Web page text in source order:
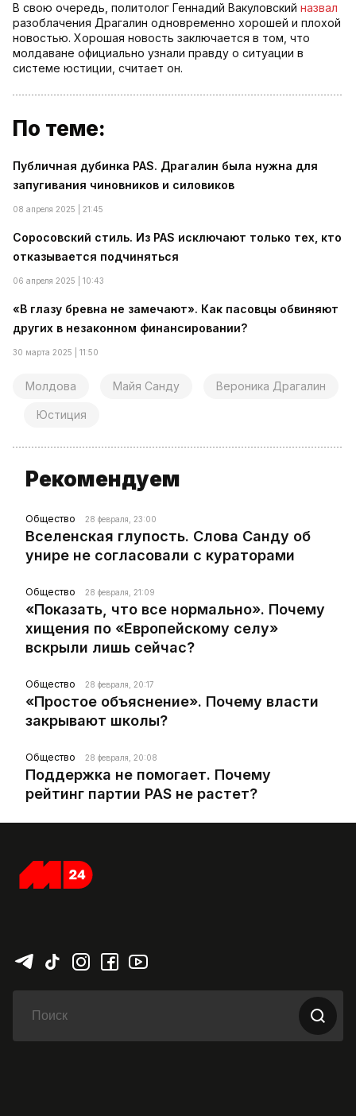
В свою очередь, политолог Геннадий Вакуловский назвал
разоблачения Драгалин одновременно хорошей и плохой
новостью. Хорошая новость заключается в том, что
молдаване официально узнали правду о ситуации в
системе юстиции, считает он.
По теме:
Публичная дубинка PAS. Драгалин была нужна для
запугивания чиновников и силовиков
08 апреля 2025 | 21:45
Соросовский стиль. Из PAS исключают только тех, кто
отказывается подчиняться
06 апреля 2025 | 10:43
«В глазу бревна не замечают». Как пасовцы обвиняют
других в незаконном финансировании?
30 марта 2025 | 11:50
Молдова Майя Санду Вероника Драгалин
Юстиция
Рекомендуем
Общество 28 февраля, 23:00
Вселенская глупость. Слова Санду об
унире не согласовали с кураторами
Общество 28 февраля, 21:09
«Показать, что все нормально». Почему
хищения по «Европейскому селу»
вскрыли лишь сейчас?
Общество 28 февраля, 20:17
«Простое объяснение». Почему власти
закрывают школы?
Общество 28 февраля, 20:08
Поддержка не помогает. Почему
рейтинг партии PAS не растет?